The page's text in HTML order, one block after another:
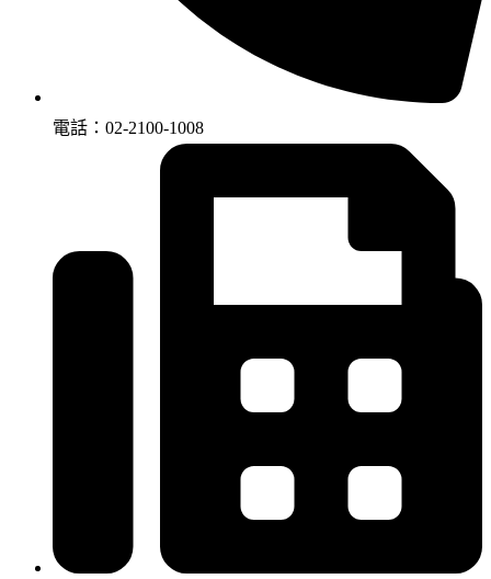
電話：02-2100-1008